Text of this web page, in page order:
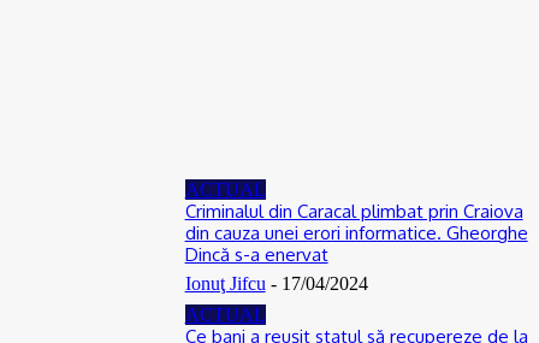
ACTUAL
Criminalul din Caracal plimbat prin Craiova
din cauza unei erori informatice. Gheorghe
Dincă s-a enervat
Ionuţ Jifcu - 17/04/2024
ACTUAL
Ce bani a reuşit statul să recupereze de la